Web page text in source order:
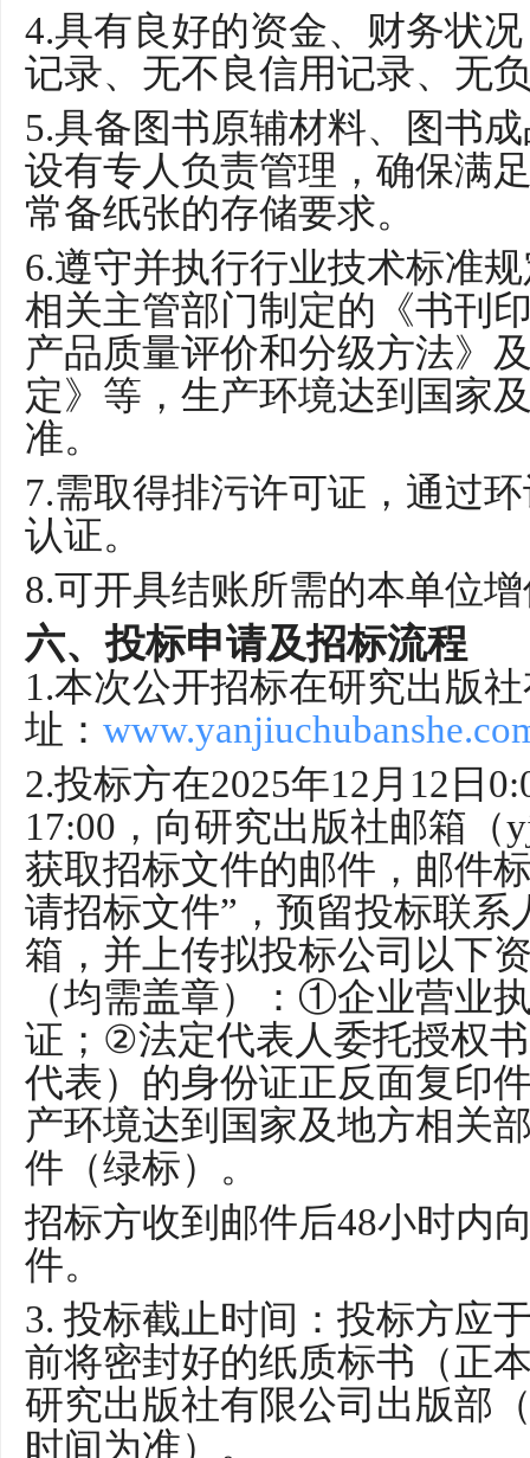
4.具有良好的资金、财务状况
记录、 无不良信用记录、无
5.具备图书原辅材料、
图书
设有专人负责管理，确保满
常备纸张的存储要求。
6.遵守并执行行业技术标准
相关主管部门制定的《书刊
产品质量评价和分级方法》
定》等，生产环境达到国家
准。
7.需取得排污许可证，通过
认证。
8.可开具结账所需的本单位
六、投标申请及招标流程
1.本次公开招标在研究出版
址：
2.投标方在2025年12 月 12 日
17:00 ，向研究出版社邮箱（
获取招标文件的邮件，邮件
请招标文件”，预留投标联
箱，并上传拟投标公司以下
（均需盖章）：①企业营业
证； ②法定代表人委托授权
代表）的身份证正反面复印
产环境达到国家及地方相关
件（绿标）。
招标方收到邮件后48小时内
件。
3. 投标截止时间： 投标方应
前将密封好的纸质标书（正
研究出版社有限公司出版部
时间为准）。